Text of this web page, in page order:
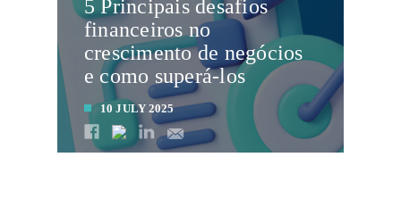
5 Principais desafios
financeiros no
crescimento de negócios
e como superá-los
10 JULY 2025